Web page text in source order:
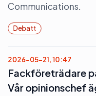
Communications.
Debatt
2026-05-21, 10:47
Fackföreträdare
Vår opinionschef